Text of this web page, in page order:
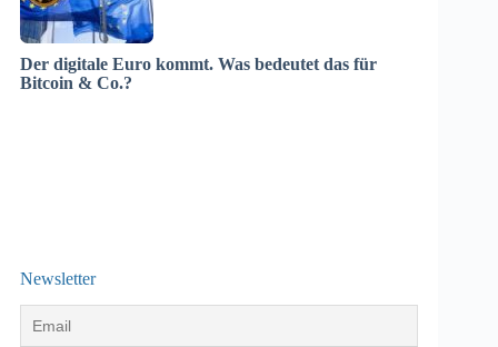
Der digitale Euro kommt. Was bedeutet das für
Bitcoin & Co.?
Newsletter